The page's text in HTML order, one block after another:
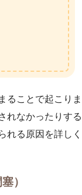
ることで起こりま
れなかったりする
れる原因を詳しく
）